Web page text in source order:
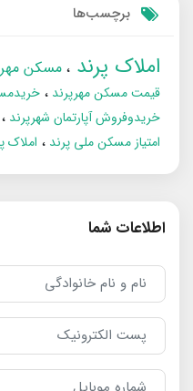
برچسب‌ها
املاک پرند مسکن
قیمت مسکن مهرپرند
خریدوفروش آپارتمان شهرپرند
امتیاز مسکن ملی پرند
املاک
اطلاعات شما